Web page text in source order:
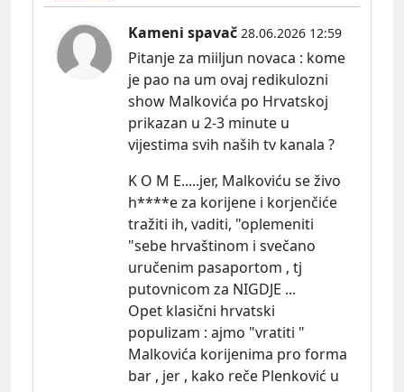
Kameni spavač 28.06.2026 12:59
Pitanje za miiljun novaca : kome
je pao na um ovaj redikulozni
show Malkovića po Hrvatskoj
prikazan u 2-3 minute u
vijestima svih naših tv kanala ?
K O M E.....jer, Malkoviću se živo
h****e za korijene i korjenčiće
tražiti ih, vaditi, "oplemeniti
"sebe hrvaštinom i svečano
uručenim pasaportom , tj
putovnicom za NIGDJE ...
Opet klasični hrvatski
populizam : ajmo "vratiti "
Malkovića korijenima pro forma
bar , jer , kako reče Plenković u